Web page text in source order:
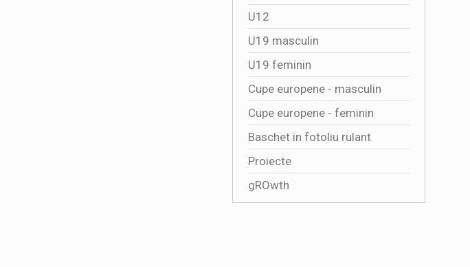
U12
U19 masculin
U19 feminin
Cupe europene - masculin
Cupe europene - feminin
Baschet in fotoliu rulant
Proiecte
gROwth